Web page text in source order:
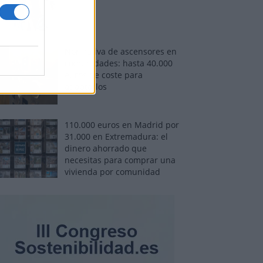
Normativa de ascensores en
comunidades: hasta 40.000
euros de coste para
adaptarlos
110.000 euros en Madrid por
31.000 en Extremadura: el
dinero ahorrado que
necesitas para comprar una
vivienda por comunidad